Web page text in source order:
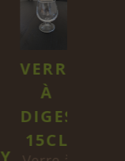
VERRE
À
DIGESTIF
15CL